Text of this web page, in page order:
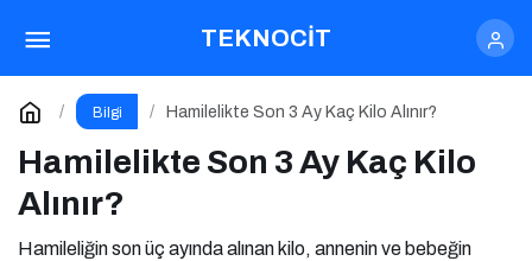
TEKNOCİT
Bilgi Hamilelikte Son 3 Ay Kaç Kilo Alınır?
Hamilelikte Son 3 Ay Kaç Kilo
Alınır?
Hamileliğin son üç ayında alınan kilo, annenin ve bebeğin
Tekno Ne Demek Yorum Yap Paylaş